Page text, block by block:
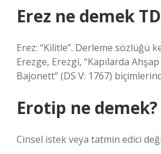
Erez ne demek
Erez: “Kilitle”. Derleme sözlüğü
Erezge, Erezgi, “Kapılarda
Bajonett” (DS V: 1767)
Erotip ne demek?
Cinsel istek veya tatmin edici